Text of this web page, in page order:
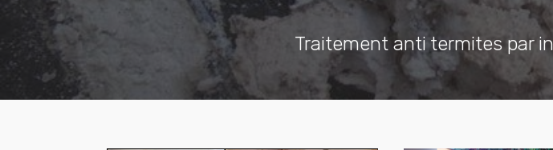
Traitement anti termites par